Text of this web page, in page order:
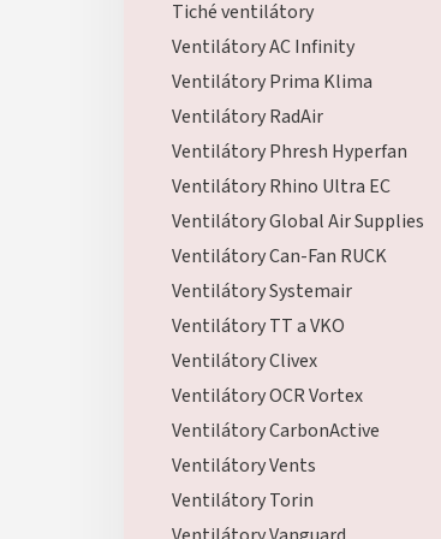
Tiché ventilátory
Ventilátory AC Infinity
Ventilátory Prima Klima
Ventilátory RadAir
Ventilátory Phresh Hyperfan
Ventilátory Rhino Ultra EC
Ventilátory Global Air Supplies
Ventilátory Can-Fan RUCK
Ventilátory Systemair
Ventilátory TT a VKO
Ventilátory Clivex
Ventilátory OCR Vortex
Ventilátory CarbonActive
Ventilátory Vents
Ventilátory Torin